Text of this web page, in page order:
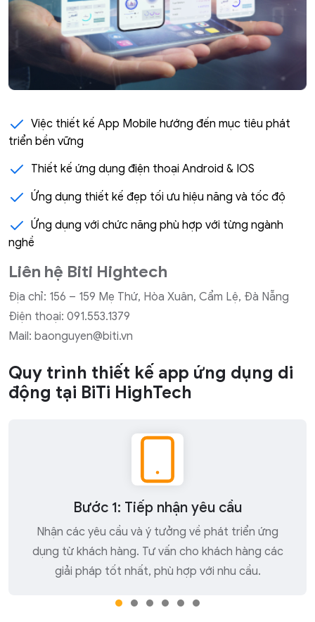
Việc thiết kế App Mobile hướng đến mục tiêu phát
triển bền vững
Thiết kế ứng dụng điện thoại Android & IOS
Ứng dụng thiết kế đẹp tối ưu hiệu năng và tốc độ
Ứng dụng với chức năng phù hợp với từng ngành
nghề
Liên hệ Biti Hightech
Địa chỉ: 156 – 159 Mẹ Thứ, Hòa Xuân, Cẩm Lệ, Đà Nẵng
Điện thoại: 091.553.1379
Mail: baonguyen@biti.vn
Quy trình thiết kế app ứng dụng di
động tại BiTi HighTech
Bước 1: Tiếp nhận yêu cầu
Nhận các yêu cầu và ý tưởng về phát triển ứng
dụng từ khách hàng. Tư vấn cho khách hàng các
giải pháp tốt nhất, phù hợp với nhu cầu.